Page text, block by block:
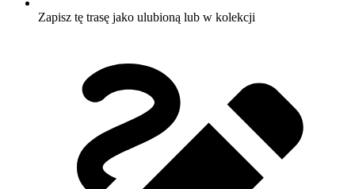
Zapisz tę trasę jako ulubioną lub w kolekcji